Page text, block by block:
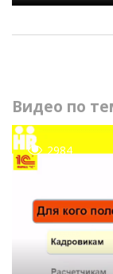
Видео по
2984